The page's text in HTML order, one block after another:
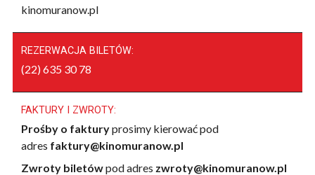
kinomuranow.pl
REZERWACJA BILETÓW:
(22) 635 30 78
FAKTURY I ZWROTY:
Prośby o fakturyprosimy kierować pod
adres faktury@kinomuranow.pl
Zwroty biletówpod adres zwroty@kinomuranow.pl